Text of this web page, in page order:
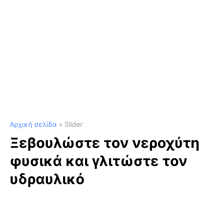
Αρχική σελίδα Slider
Ξεβουλώστε τον νεροχύτη
φυσικά και γλιτώστε τον
υδραυλικό